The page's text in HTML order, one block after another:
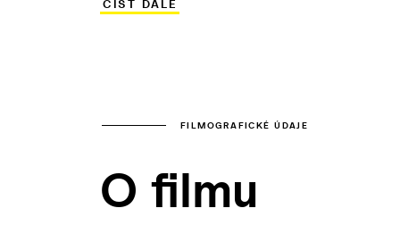
velkoryse pojatém vyprávění ztvárnil
ČÍST DÁLE
FILMOGRAFICKÉ ÚDAJE
O filmu